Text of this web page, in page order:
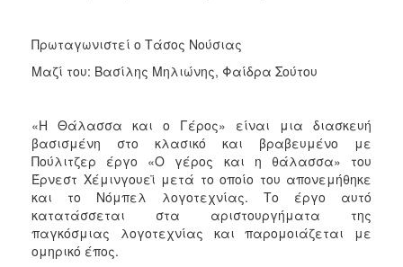
Πρωταγωνιστεί ο Τάσος Νούσιας
Μαζί του: Βασίλης Μηλιώνης, Φαίδρα Σούτου
«Η Θάλασσα και ο Γέρος» είναι μια διασκευή
βασισμένη στο κλασικό και βραβευμένο με
Πούλιτζερ έργο «Ο γέρος και η θάλασσα» του
Έρνεστ Χέμινγουεϊ μετά το οποίο του απονεμήθηκε
και το Νόμπελ λογοτεχνίας. Το έργο αυτό
κατατάσσεται στα αριστουργήματα της
παγκόσμιας λογοτεχνίας και παρομοιάζεται με
ομηρικό έπος.